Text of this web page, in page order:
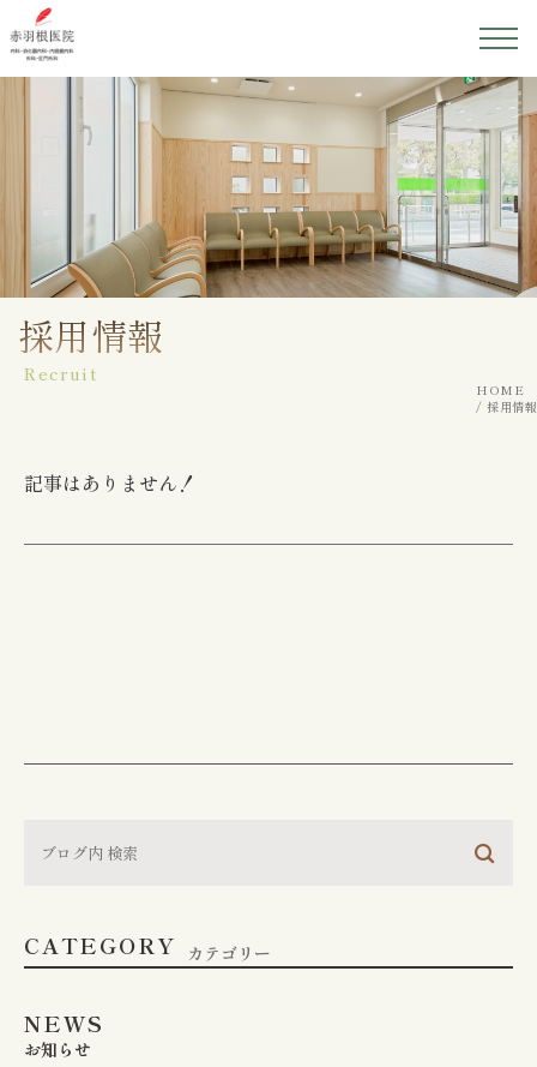
ホーム
院長紹介
初めての方へ
診療案内
江東区で胃腸や肛門でお
胃やお尻の不調は、早期の検査・治療が大切
が、あなたのお悩みに真摯に向き合います。
採用情報
Recruit
HOME
採用情報
記事はありません！
CATEGORY カテゴリー
NEWS
お知らせ